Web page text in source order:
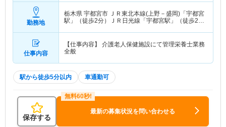
勤務地
栃木県 宇都宮市 ＪＲ東北本線(上野－盛岡)「宇都宮
駅」（徒歩2分）ＪＲ日光線「宇都宮駅」（徒歩2
仕事内容
【仕事内容】 介護老人保健施設にて管理栄養士業務
全般
駅から徒歩5分以内 車通勤可
保存する
最新の募集状況を問い合わせる